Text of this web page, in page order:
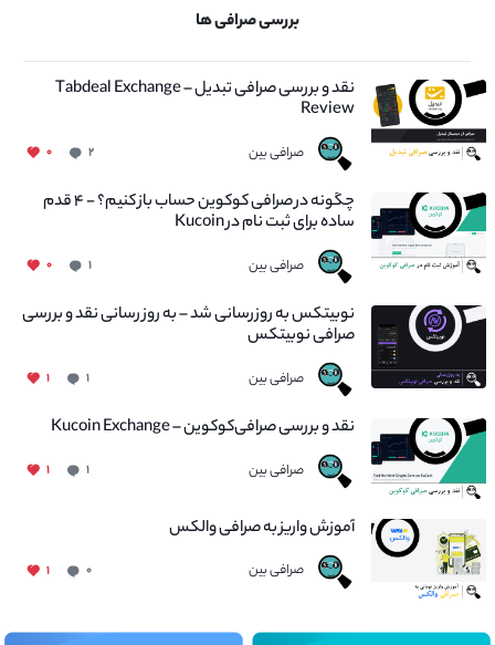
بررسی صرافی ها
نقد و بررسی صرافی تبدیل – Tabdeal Exchange
Review
صرافی بین ۲ ۰
چگونه در صرافی کوکوین حساب باز کنیم؟ - ۴ قدم
ساده برای ثبت نام در Kucoin
صرافی بین ۱ ۰
نوبیتکس به روزرسانی شد – به روز رسانی نقد و بررسی
صرافی نوبیتکس
صرافی بین ۱ ۱
نقد و بررسی صرافی‌کوکوین – Kucoin Exchange
صرافی بین ۱ ۱
آموزش واریز به صرافی والکس
صرافی بین ۰ ۱